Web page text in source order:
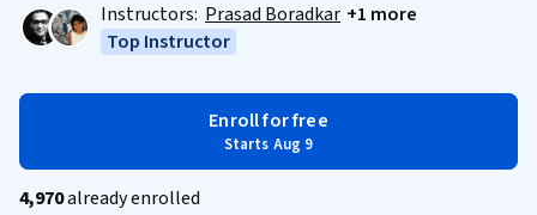
Instructors: Prasad Boradkar +1 more
Top Instructor
Enroll for free
Starts Aug 9
4,970already enrolled